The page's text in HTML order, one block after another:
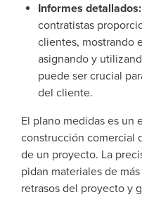
Informes detallados:
contratistas
clientes, mostrando
asignando y
puede ser crucial
del cliente.
El plano medidas es un
construcción comercial
de un proyecto. La
pidan materiales de
retrasos del proyecto y